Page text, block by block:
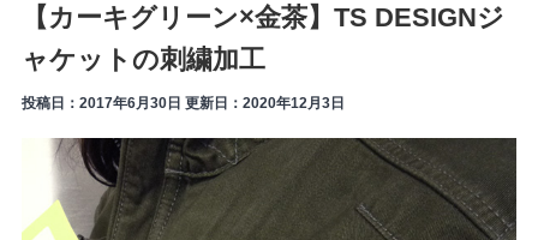
【カーキグリーン×金茶】TS DESIGNジ
ャケットの刺繍加工
投稿日：2017年6月30日 更新日： 2020年12月3日